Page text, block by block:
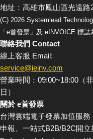
地址：高雄市鳳山區光遠路
(C) 2026 Systemlead
「e首發票」及 eINVOICE 標誌
聯絡我們 Contact
線上客服 Email:
service@ieinv.com
營業時間：09:00~18:00（
日）
關於 e首發票
台灣雲端電子發票加值服
申報、一站式B2B/B2C開立